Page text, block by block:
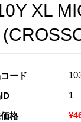
XL
ード
1
格